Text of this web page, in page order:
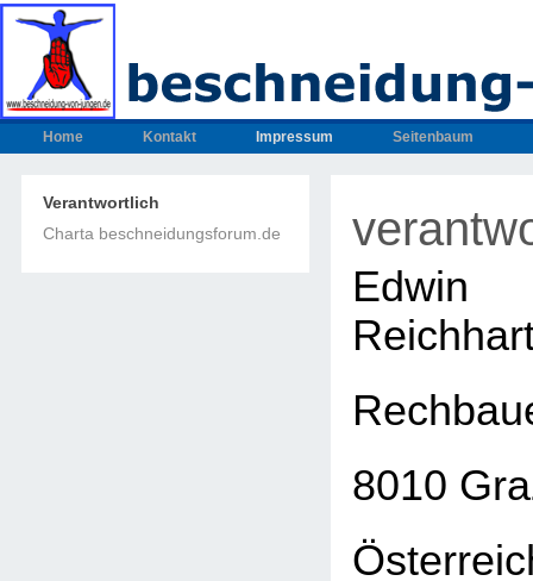
Home Kontakt Impressum Seitenbaum
Verantwortlich
Charta beschneidungsforum.de
8010